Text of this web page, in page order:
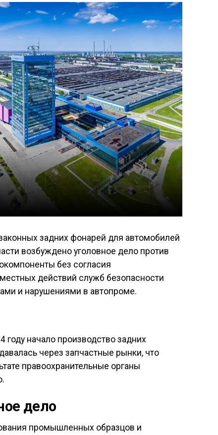
задних фонарей для автомобилей
возбуждено уголовное дело против
без согласия
действий служб безопасности
и нарушениями в автопроме.
начало производство задних
через запчастные рынки, что
правоохранительные органы
дело
промышленных образцов и